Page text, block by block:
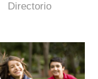
Directorio